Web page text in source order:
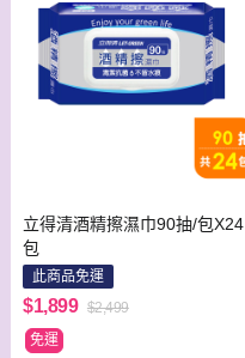
立得清酒精擦濕巾90抽/包X24
包
此商品免運
$1,899 $2,499
免運